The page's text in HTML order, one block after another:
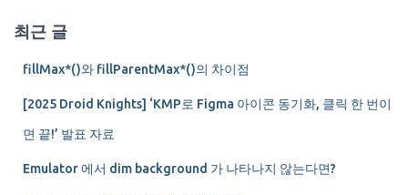
이
션
최근 글
fillMax*()와 fillParentMax*()의 차이점
[2025 Droid Knights] ‘KMP로 Figma 아이콘 동기화, 클릭 한 번이
면 끝!’ 발표 자료
Emulator 에서 dim background 가 나타나지 않는다면?